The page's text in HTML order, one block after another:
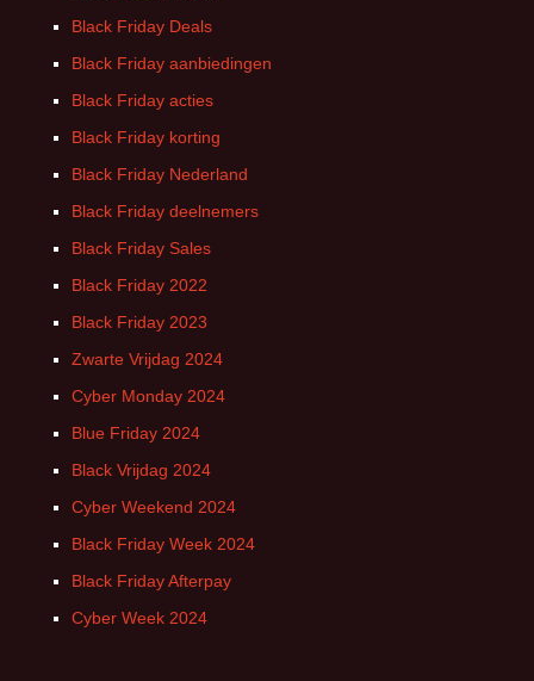
Black Friday Deals
Black Friday aanbiedingen
Black Friday acties
Black Friday korting
Black Friday Nederland
Black Friday deelnemers
Black Friday Sales
Black Friday 2022
Black Friday 2023
Zwarte Vrijdag 2024
Cyber Monday 2024
Blue Friday 2024
Black Vrijdag 2024
Cyber Weekend 2024
Black Friday Week 2024
Black Friday Afterpay
Cyber Week 2024